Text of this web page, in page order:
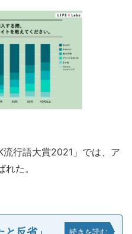
行語大賞2021」では、ア
た。
続きを読む